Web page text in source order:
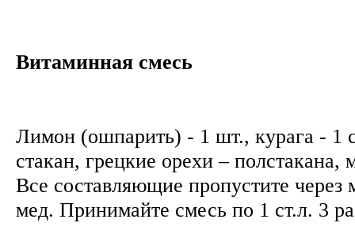
Витаминная смесь
Лимон (ошпарить) - 1 шт., курага - 1
стакан, грецкие орехи – полстакана,
Все составляющие пропустите через
мед. Принимайте смесь по 1 ст.л. 3